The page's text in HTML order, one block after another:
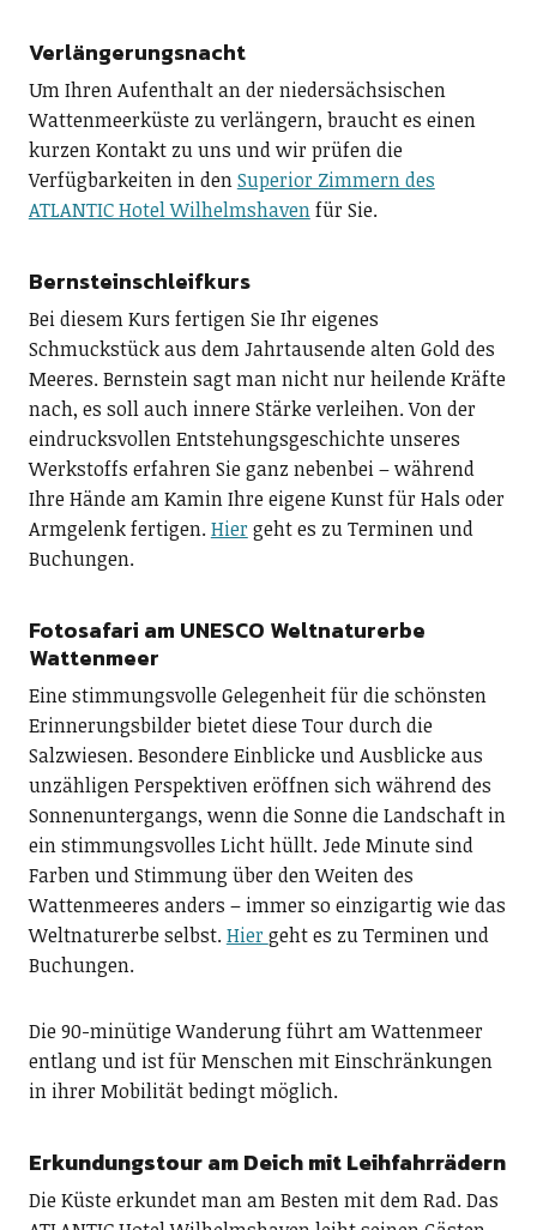
Verlängerungsnacht
Um Ihren Aufenthalt an der niedersächsischen
Wattenmeerküste zu verlängern, braucht es einen
kurzen Kontakt zu uns und wir prüfen die
Verfügbarkeiten in denSuperior Zimmern des
ATLANTIC Hotel Wilhelmshavenfür Sie.
Bernsteinschleifkurs
Bei diesem Kurs fertigen Sie Ihr eigenes
Schmuckstück aus dem Jahrtausende alten Gold des
Meeres. Bernstein sagt man nicht nur heilende Kräfte
nach, es soll auch innere Stärke verleihen. Von der
eindrucksvollen Entstehungsgeschichte unseres
Werkstoffs erfahren Sie ganz nebenbei – während
Ihre Hände am Kamin Ihre eigene Kunst für Hals oder
Armgelenk fertigen.Hier geht es zu Terminen und
Buchungen.
Fotosafari am UNESCO Weltnaturerbe
Wattenmeer
Eine stimmungsvolle Gelegenheit für die schönsten
Erinnerungsbilder bietet diese Tour durch die
Salzwiesen. Besondere Einblicke und Ausblicke aus
unzähligen Perspektiven eröffnen sich während des
Sonnenuntergangs, wenn die Sonne die Landschaft in
ein stimmungsvolles Licht hüllt. Jede Minute sind
Farben und Stimmung über den Weiten des
Wattenmeeres anders – immer so einzigartig wie das
Weltnaturerbe selbst.Hier geht es zu Terminen und
Buchungen.
Die 90-minütige Wanderung führt am Wattenmeer
entlang und ist für Menschen mit Einschränkungen
in ihrer Mobilität bedingt möglich.
Erkundungstour am Deich mit Leihfahrrädern
Die Küste erkundet man am Besten mit dem Rad. Das